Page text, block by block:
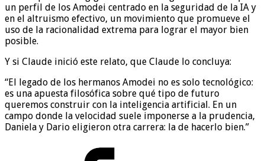
un perfil de los Amodei centrado en la seguridad de la IA y
en el altruismo efectivo, un movimiento que promueve el
uso de la racionalidad extrema para lograr el mayor bien
posible.
Y si Claude inició este relato, que Claude lo concluya:
“El legado de los hermanos Amodei no es solo tecnológico:
es una apuesta filosófica sobre qué tipo de futuro
queremos construir con la inteligencia artificial. En un
campo donde la velocidad suele imponerse a la prudencia,
Daniela y Dario eligieron otra carrera: la de hacerlo bien.”